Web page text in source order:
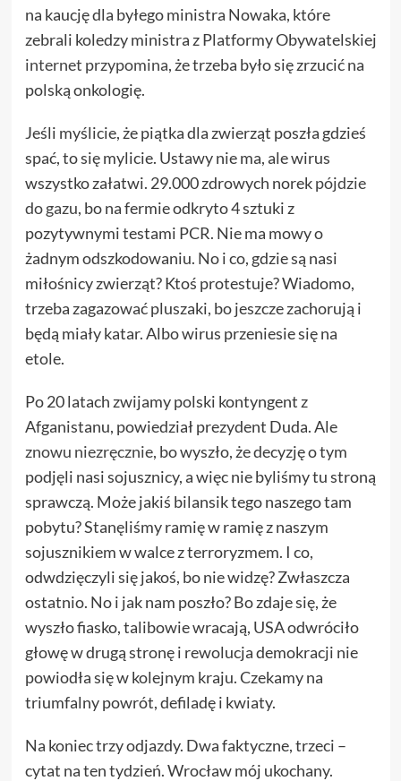
na kaucję dla byłego ministra Nowaka, które
zebrali koledzy ministra z Platformy Obywatelskiej
internet przypomina, że trzeba było się zrzucić na
polską onkologię.
Jeśli myślicie, że piątka dla zwierząt poszła gdzieś
spać, to się mylicie. Ustawy nie ma, ale wirus
wszystko załatwi. 29.000 zdrowych norekpójdzie
do gazu, bo na fermie odkryto 4 sztuki z
pozytywnymi testami PCR. Nie ma mowy o
żadnym odszkodowaniu. No i co, gdzie są nasi
miłośnicy zwierząt? Ktoś protestuje? Wiadomo,
trzeba zagazować pluszaki, bo jeszcze zachorują i
będą miały katar. Albo wirus przeniesie się na
etole.
Po 20 latach zwijamy polski kontyngent z
Afganistanu, powiedział prezydent Duda. Ale
znowu niezręcznie, bo wyszło, że decyzję o tym
podjęli nasi sojusznicy, a więc nie byliśmy tu stroną
sprawczą. Może jakiś bilansik tego naszego tam
pobytu? Stanęliśmy ramię w ramię z naszym
sojusznikiem w walce z terroryzmem. I co,
odwdzięczyli się jakoś, bo nie widzę? Zwłaszcza
ostatnio. No i jak nam poszło? Bo zdaje się, że
wyszło fiasko, talibowie wracają, USA odwróciło
głowę w drugą stronę i rewolucja demokracji nie
powiodła się w kolejnym kraju. Czekamy na
triumfalny powrót, defiladę i kwiaty.
Na koniec trzy odjazdy. Dwa faktyczne, trzeci –
cytat na ten tydzień. Wrocław mój ukochany.